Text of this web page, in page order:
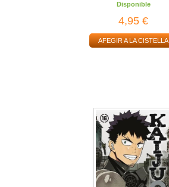
Disponible
4,95 €
AFEGIR A LA CISTELLA